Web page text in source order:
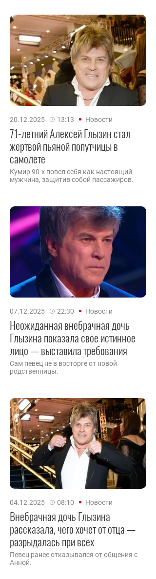
20.12.2025 13:13 Новости
71-летний Алексей Глызин стал
жертвой пьяной попутчицы в
самолете
Кумир 90-х повел себя как настоящий
мужчина, защитив собой пассажиров.
07.12.2025 22:30 Новости
Неожиданная внебрачная дочь
Глызина показала свое истинное
лицо — выставила требования
Сам певец не в восторге от новой
родственницы.
04.12.2025 08:10 Новости
Внебрачная дочь Глызина
рассказала, чего хочет от отца —
разрыдалась при всех
Певец ранее отказывался от общения с
Анной.